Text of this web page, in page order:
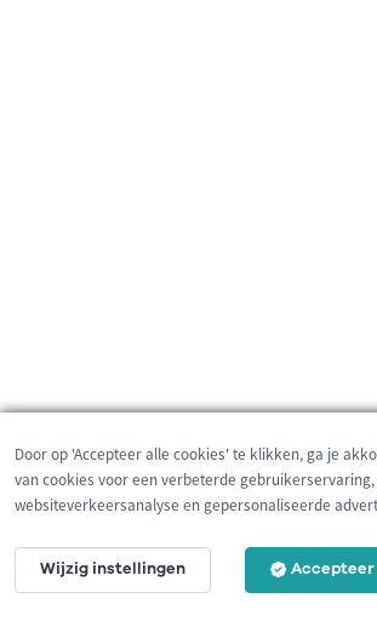
3 km
Door op 'Accepteer alle cookies' te klikken, ga je
van cookies voor een verbeterde gebruikerservaring,
websiteverkeersanalyse en gepersonaliseerde
Wijzig instellingen